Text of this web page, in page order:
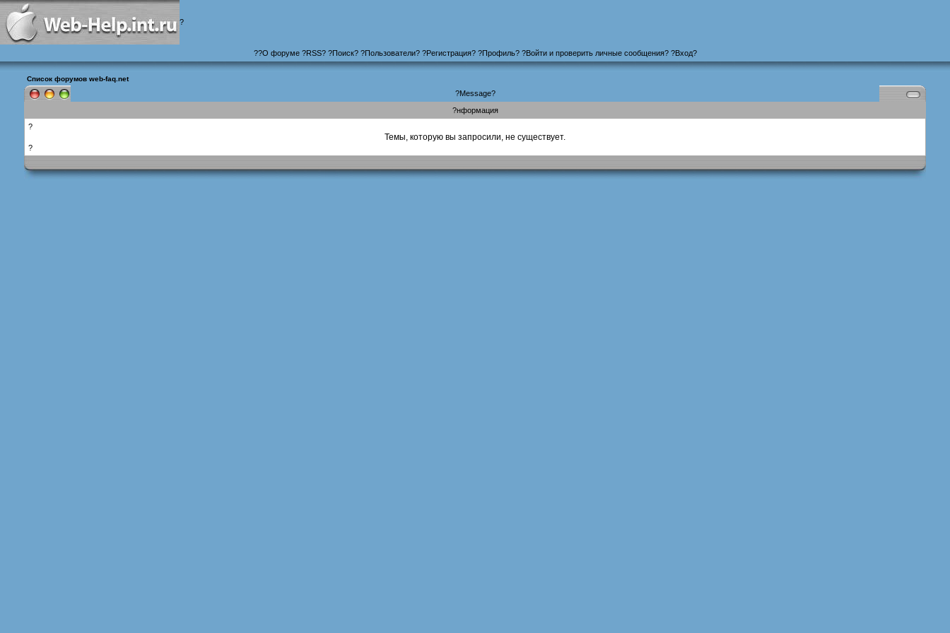
?
??О форуме?RSS? ?Поиск? ?Пользователи? ?Регистрация? ?Профиль? ?Войти и проверить личные сообщения? ?Вход?
Список форумов web-faq.net
?Message?
?нформация
?
Темы, которую вы запросили, не существует.
?